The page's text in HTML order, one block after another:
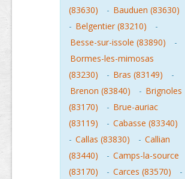
(83630)
- Bauduen (83630)
- Belgentier (83210)
-
Besse-sur-issole (83890)
-
Bormes-les-mimosas
(83230)
- Bras (83149)
-
Brenon (83840)
- Brignoles
(83170)
- Brue-auriac
(83119)
- Cabasse (83340)
- Callas (83830) - Callian
(83440)
- Camps-la-source
(83170)
- Carces (83570) -